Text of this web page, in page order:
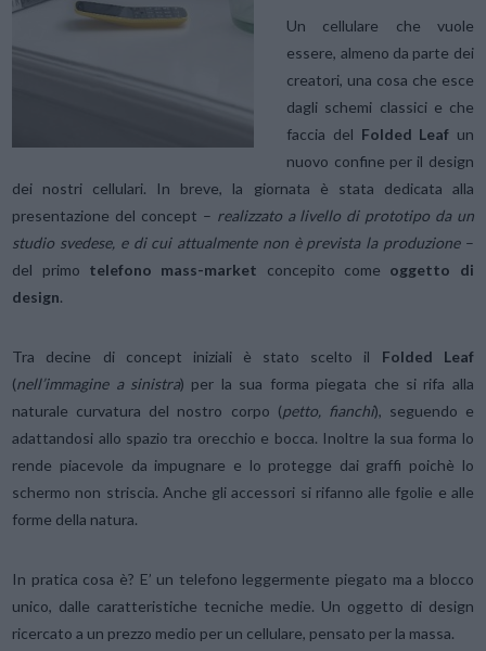
Un cellulare che vuole
essere, almeno da parte dei
creatori, una cosa che esce
dagli schemi classici e che
faccia del Folded Leaf un
nuovo confine per il design
dei nostri cellulari. In breve, la giornata è stata dedicata alla
presentazione del concept – realizzato a livello di prototipo da un
studio svedese, e di cui attualmente non è prevista la produzione–
del primo telefono mass-market concepito come oggetto di
design.
Tra decine di concept iniziali è stato scelto il Folded Leaf
(nell’immagine a sinistra) per la sua forma piegata che si rifa alla
naturale curvatura del nostro corpo (petto, fianchi), seguendo e
adattandosi allo spazio tra orecchio e bocca. Inoltre la sua forma lo
rende piacevole da impugnare e lo protegge dai graffi poichè lo
schermo non striscia. Anche gli accessori si rifanno alle fgolie e alle
forme della natura.
In pratica cosa è? E’ un telefono leggermente piegato ma a blocco
unico, dalle caratteristiche tecniche medie. Un oggetto di design
ricercato a un prezzo medio per un cellulare, pensato per la massa.